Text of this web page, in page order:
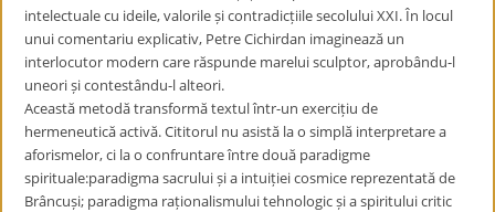
intelectuale cu ideile, valorile și contradicțiile secolului XXI. În locul
unui comentariu explicativ, Petre Cichirdan imaginează un
interlocutor modern care răspunde marelui sculptor, aprobându-l
uneori și contestându-l alteori.
Această metodă transformă textul într-un exercițiu de
hermeneutică activă. Cititorul nu asistă la o simplă interpretare a
aforismelor, ci la o confruntare între două paradigme
spirituale:paradigma sacrului și a intuiției cosmice reprezentată de
Brâncuși; paradigma raționalismului tehnologic și a spiritului critic